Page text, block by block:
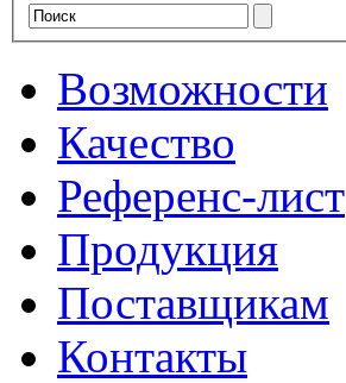
Возможности
Качество
Референс-лист
Продукция
Поставщикам
Контакты